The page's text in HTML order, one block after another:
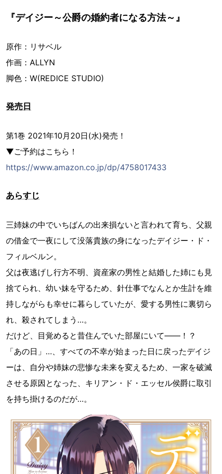
『デイジー～公爵の婚約者になる方法～』
原作：リサベル
作画：ALLYN
脚色：W(REDICE STUDIO)
発売日
第1巻 2021年10月20日(水)発売！
▼ご予約はこちら！
https://www.amazon.co.jp/dp/4758017433
あらすじ
三姉妹の中でいちばんの出来損ないと言われて育ち、父親
の借金で一夜にして没落貴族の身になったデイジー・ド・
フィルベルン。
父は夜逃げし行方不明、資産家の男性と結婚した姉にも見
捨てられ、幼い妹を守るため、針仕事でなんとか生計を維
持しながらも幸せに暮らしていたが、愛する男性に裏切ら
れ、殺されてしまう…。
だけど、目覚めると昔住んでいた部屋にいて――！？
「あの日」…、すべての不幸が始まった日に戻ったデイジ
ーは、自分や姉妹の悲惨な未来を変えるため、一家を破滅
させる原因となった、キリアン・ド・エッセル侯爵に取引
を持ち掛けるのだが…。